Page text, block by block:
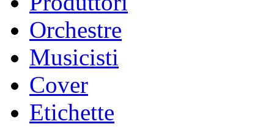
Orchestre
Musicisti
Cover
Etichette